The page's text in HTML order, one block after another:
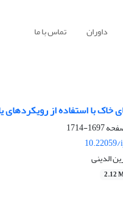
داوران تماس با ما
با استفاده از
1697-1714
الدینی
2.12